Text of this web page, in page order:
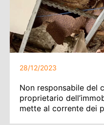
28/12/2023
Non responsabile del
proprietario
mette al corrente dei